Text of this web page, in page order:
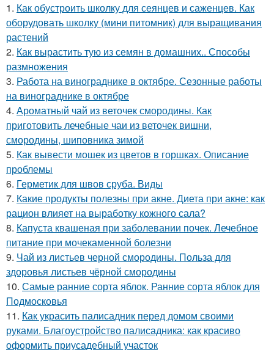
1. Как обустроить школку для сеянцев и саженцев. Как
оборудовать школку (мини питомник) для выращивания
растений
2. Как вырастить тую из семян в домашних.. Способы
размножения
3. Работа на винограднике в октябре. Сезонные работы
на винограднике в октябре
4. Ароматный чай из веточек смородины. Как
приготовить лечебные чаи из веточек вишни,
смородины, шиповника зимой
5. Как вывести мошек из цветов в горшках. Описание
проблемы
6. Герметик для швов сруба. Виды
7. Какие продукты полезны при акне. Диета при акне: как
рацион влияет на выработку кожного сала?
8. Капуста квашеная при заболевании почек. Лечебное
питание при мочекаменной болезни
9. Чай из листьев черной смородины. Польза для
здоровья листьев чёрной смородины
10. Самые ранние сорта яблок. Ранние сорта яблок для
Подмосковья
11. Как украсить палисадник перед домом своими
руками. Благоустройство палисадника: как красиво
оформить приусадебный участок